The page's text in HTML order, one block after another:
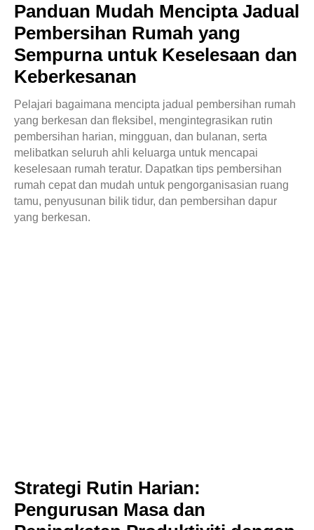
Panduan Mudah Mencipta Jadual
Pembersihan Rumah yang
Sempurna untuk Keselesaan dan
Keberkesanan
Pelajari bagaimana mencipta jadual pembersihan rumah
yang berkesan dan fleksibel, mengintegrasikan rutin
pembersihan harian, mingguan, dan bulanan, serta
melibatkan seluruh ahli keluarga untuk mencapai
keselesaan rumah teratur. Dapatkan tips pembersihan
rumah cepat dan mudah untuk pengorganisasian ruang
tamu, penyusunan bilik tidur, dan pembersihan dapur
yang berkesan.
Strategi Rutin Harian:
Pengurusan Masa dan